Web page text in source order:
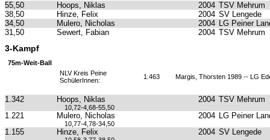
55,50 Hoops, Niklas 2004 TSV Mehrum
38,50
Hinze, Felix 2004 SV Lengede
34,50
Mulero, Nicholas 2004 LG Peiner
31,50
Sewert, Fabian 2004 TSV Mehrum
3-Kampf
75m-Weit-Ball
NLV Kreis Peine
SchülerInnen:
1.463 Margis, Thorsten 1989 -- LG
1.342 Hoops, Niklas 2004 TSV Mehrum
10,72-4,68-55,50
1.221 Mulero, Nicholas 2004 LG Peiner
10,77-4,78-34,50
1.155 Hinze, Felix 2004 SV Lengede